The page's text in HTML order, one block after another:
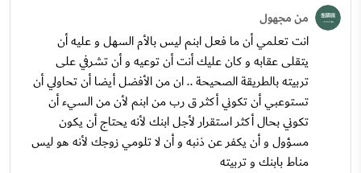
من مجهول
انت تعلمي أن ما فعل ابنم ليس بالأم السهل و عليه أن
يتقلى عقابه و كان عليك أنت أن توعيه و أن تشرفي على
تربيته بالطريقة الصحيحة .. ان من الأفضل أيضا أن تحاولي أن
تستوعبي أن تكوني أكثر ق رب من ابنم لأن من السيء أن
تكوني بحال أكثر استقرار لأجل ابنك لأنه يحتاج أن يكون
مسؤول و أن يكفر عن ذنبه و أن لا تلومي زوجك لأنه هو ليس
مناط بابنك و تربيته